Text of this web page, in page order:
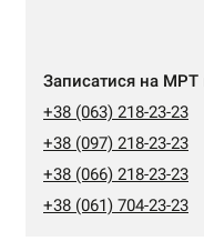
Записатися на
+38 (063) 218-23-23
+38 (097) 218-23-23
+38 (066) 218-23-23
+38 (061) 704-23-23